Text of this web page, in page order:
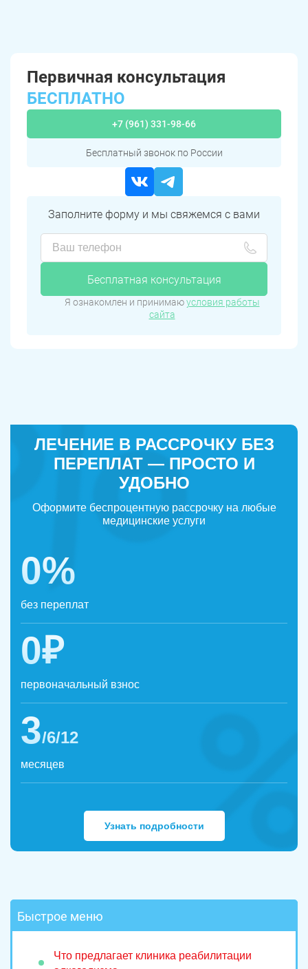
Первичная консультация
БЕСПЛАТНО
+7 (961) 331-98-66
Бесплатный звонок по России
Заполните форму и мы свяжемся с вами
Бесплатная консультация
Я ознакомлен и принимаюусловия работы
сайта
ЛЕЧЕНИЕ В РАССРОЧКУ БЕЗ
ПЕРЕПЛАТ — ПРОСТО И
УДОБНО
Оформите беспроцентную рассрочку на любые
медицинские услуги
0%
без переплат
0₽
первоначальный взнос
3/6/12
месяцев
Узнать подробности
Быстрое меню
Что предлагает клиника реабилитации